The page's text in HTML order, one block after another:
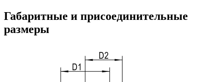
Габаритные и присоединительные
размеры